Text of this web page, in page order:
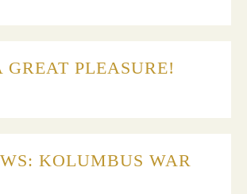
GREAT PLEASURE!
KOLUMBUS WAR